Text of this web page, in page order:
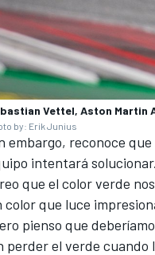
Vettel, Aston Martin
by: Erik Junius
embargo, reconoce
intentará solucionar.
que el color verde
color que luce
pienso que
perder el verde cuando